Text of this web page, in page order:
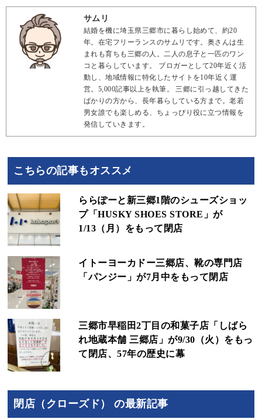
サムリ
結婚を機に埼玉県三郷市に暮らし始めて、約20
年。在宅フリーランスのサムリです。奥さんは生
まれも育ちも三郷の人。二人の息子と一匹のワン
コと暮らしています。 ブロガーとして20年近く活
動し、地域情報に特化したサイトを10年近く運
営。5,000記事以上を執筆。 三郷に引っ越してきた
ばかりの方から、長年暮らしている方まで。老若
男女誰でも楽しめる、ちょっぴり役に立つ情報を
発信していきます。
こちらの記事もオススメ
ららぽーと新三郷1階のシューズショッ
プ「HUSKY SHOES STORE」が
1/13（月）をもって閉店
イトーヨーカドー三郷店、靴の専門店
「パンジー」が7月中をもって閉店
三郷市早稲田2丁目の和菓子店「しばら
れ地蔵本舗 三郷店」が9/30（火）をもっ
て閉店、57年の歴史に幕
閉店（クローズド） の最新記事